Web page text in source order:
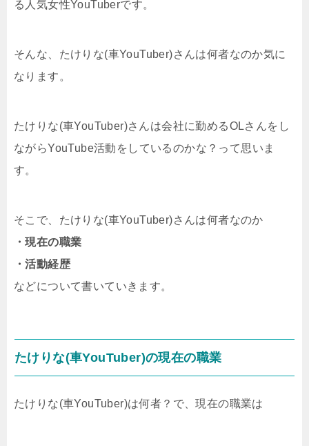
る人気女性YouTuberです。
そんな、たけりな(車YouTuber)さんは何者なのか気に
なります。
たけりな(車YouTuber)さんは会社に勤めるOLさんをし
ながらYouTube活動をしているのかな？って思いま
す。
そこで、たけりな(車YouTuber)さんは何者なのか
・現在の職業
・活動経歴
などについて書いていきます。
たけりな(車YouTuber)の現在の職業
たけりな(車YouTuber)は何者？で、現在の職業は